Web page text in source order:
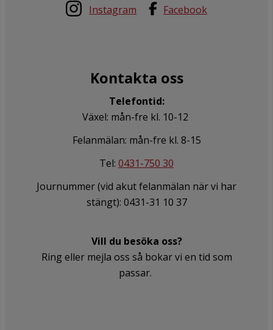
Instagram Facebook
Kontakta oss
Telefontid:
Växel: mån-fre kl. 10-12
Felanmälan: mån-fre kl. 8-15
Tel: 0431-750 30
Journummer (vid akut felanmälan när vi har
stängt): 0431-31 10 37
Vill du besöka oss?
Ring eller mejla oss så bokar vi en tid som
passar.